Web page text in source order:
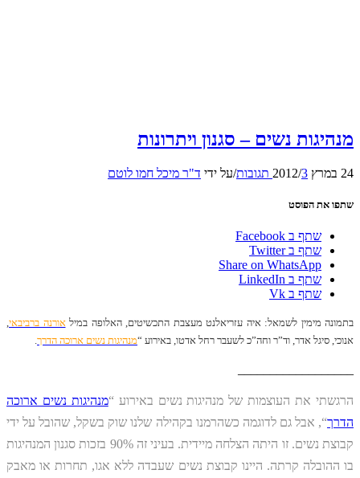
מנהיגות נשים – סגנון ויתרונות
24 במרץ 2012 /3 תגובות /על ידי ד"ר מיכל חמו לוטם
שתפו את הפוסט
שתף ב Facebook
שתף ב Twitter
Share on WhatsApp
שתף ב LinkedIn
שתף ב Vk
בתמונה מימין לשמאל: איה עזריאלנט מעצבת התכשיטים, האלופה במילאורנה ברביבאי,
אנוכי, סיגל אדר, וד”ר וחה”כ לשעבר רחל אדטו, באירוע “מנהיגות נשים ארוכה הדרך.
הרגשתי את העוצמות של מנהיגות נשים באירוע “מנהיגות נשים ארוכה
הדרך“, אבל גם לדוגמה כשהרמנו בקהילה שלנו שוק בשקל, שהובל על ידי
קבוצת נשים. זו היתה הצלחה מיידית. בעיני זה 90% בזכות סגנון המנהיגות
בו ההובלה קרתה. היינו קבוצת נשים שעבדה ללא אגו, תחרות או מאבק